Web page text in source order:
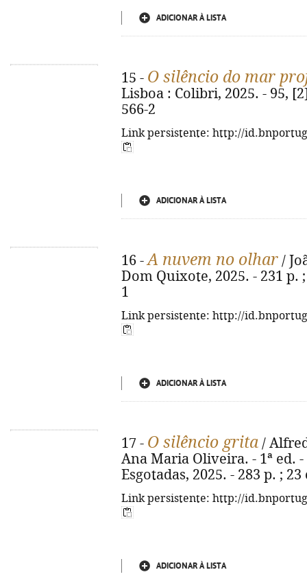
ADICIONAR À LISTA
15 - O silêncio do mar
Lisboa : Colibri, 2025. - 95,
566-2
Link persistente: http://
ADICIONAR À LISTA
16 -A nuvem no olhar /
Dom Quixote, 2025. - 231 p.
1
Link persistente: http://
ADICIONAR À LISTA
17 - O silêncio grita /
Ana Maria Oliveira. - 1ª ed.
Esgotadas, 2025. - 283 p. ;
Link persistente: http://
ADICIONAR À LISTA